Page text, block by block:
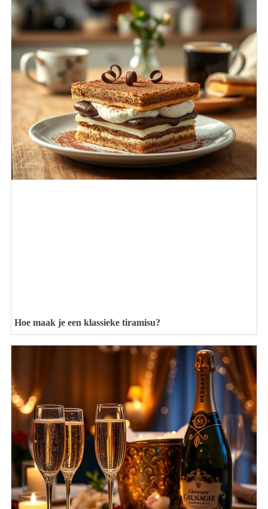
Hoe maak je een klassieke tiramisu?